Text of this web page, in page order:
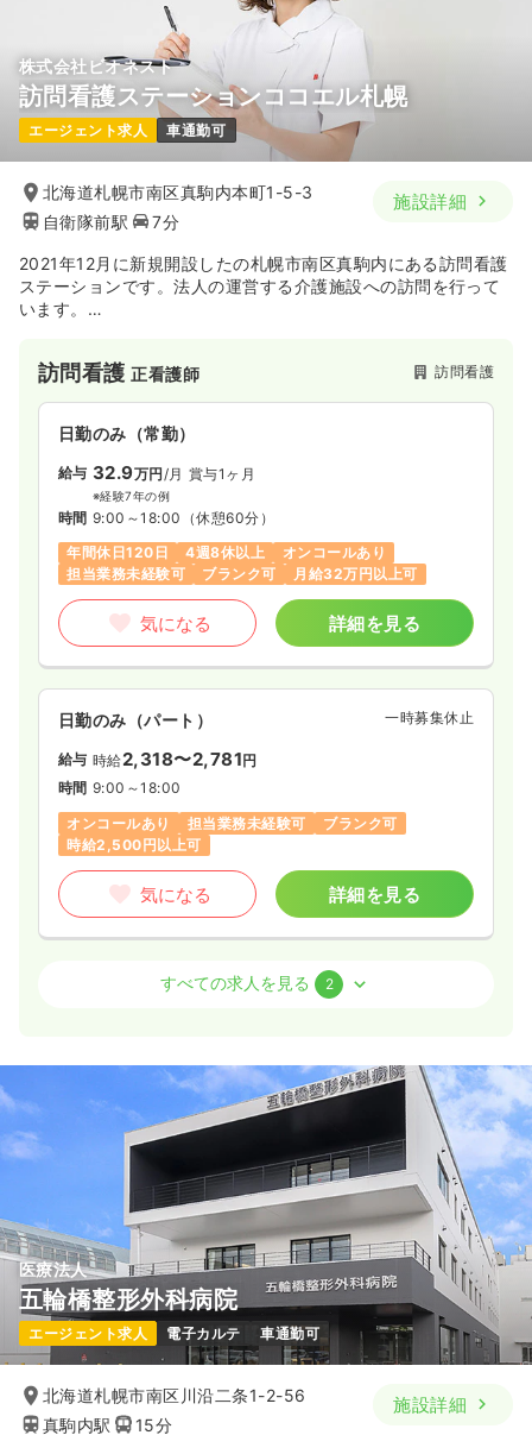
株式会社ビオネスト
訪問看護ステーションココエル札幌
エージェント求人 車通勤可
北海道札幌市南区真駒内本町1-5-3
自衛隊前駅
7分
施設詳細
2021年12月に新規開設したの札幌市南区真駒内にある訪問看護
ステーションです。法人の運営する介護施設への訪問を行って
います。
す。
企業名であるビオネストが、直訳すると「生命の巣」ですの
で、ビオネストという名の“ヘルスケア”エコシステムを日本中
に構築し、患者様、ご利用者様、そのご家族、そして地域の皆
様の笑顔を創造し、社会の活力になりたいと考えております。
訪問看護正看護師 訪問看護
日勤のみ（常勤）
給与 32.9万円 /月 賞与1ヶ月
※経験7年の例
時間 9:00～18:00 （休憩60分）
年間休日120日
4週8休以上
オンコールあり
担当業務未経験可
ブランク可 月給32万円以上可
気になる 詳細を見る
日勤のみ（パート） 一時募集休止
給与 時給2,318〜2,781円
時間 9:00～18:00
オンコールあり
担当業務未経験可
ブランク可
時給2,500円以上可
気になる 詳細を見る
正看護師 / 管理職
32.9 /月 賞与1ヶ月
※経験7年の例
時間 9:00～18:00（休憩60分）
年間休日120日
オンコールあり
担当業務未経験可
ブランク可 月給34万円以上可
気になる 詳細を見る
日勤のみ（パート） 一時募集休止
給与 時給2,318〜2,781円
時間 9:00～18:00
オンコールあり
すべての求人を見る 2
医療法人
五輪橋整形外科病院
エージェント求人 電子カルテ 車通勤可
北海道札幌市南区川沿二条1-2-56
真駒内駅
15分
施設詳細